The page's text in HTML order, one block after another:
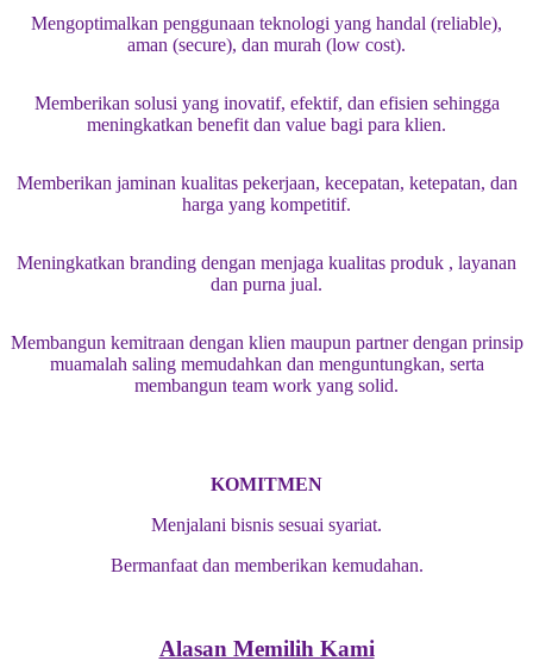
Mengoptimalkan penggunaan teknologi yang handal (reliable),
aman (secure), dan murah (low cost).
Memberikan solusi yang inovatif, efektif, dan efisien sehingga
meningkatkan benefit dan value bagi para klien.
Memberikan jaminan kualitas pekerjaan, kecepatan, ketepatan, dan
harga yang kompetitif.
Meningkatkan branding dengan menjaga kualitas produk , layanan
dan purna jual.
Membangun kemitraan dengan klien maupun partner dengan prinsip
muamalah saling memudahkan dan menguntungkan, serta
membangun team work yang solid.
KOMITMEN
Menjalani bisnis sesuai syariat.
Bermanfaat dan memberikan kemudahan.
Alasan Memilih Kami